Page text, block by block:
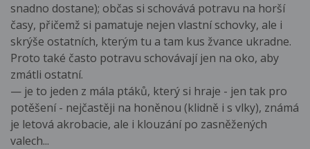
snadno dostane); občas si schovává potravu na horší
časy, přičemž si pamatuje nejen vlastní schovky, ale i
skrýše ostatních, kterým tu a tam kus žvance ukradne.
Proto také často potravu schovávají jen na oko, aby
zmátli ostatní.
— je to jeden z mála ptáků, který si hraje - jen tak pro
potěšení - nejčastěji na honěnou (klidně i s vlky), známá
je letová akrobacie, ale i klouzání po zasněžených
valech...